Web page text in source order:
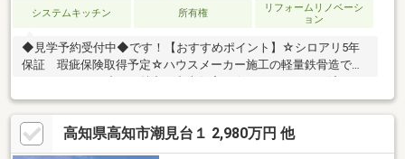
システムキッチン 所有権
リフォームリノベーシ
ョン
◆見学予約受付中◆です！【おすすめポイント】☆シロアリ5年
保証 瑕疵保険取得予定☆ハウスメーカー施工の軽量鉄骨造で、
しっかりとした造りが魅力の中古住宅。☆フルリフォーム済のた
め、きれいな状態で新生活を始められます。☆間取りはゆとりあ
る5LDK。リビング横には和室を備えており、お子さまの遊び場や
来客スペース、くつろぎの空間としても使いやすい間取りです。
☆南東角地ならではの日当たりと風通しの良さも魅力。☆広いお
高知県高知市潮見台１ 2,980万円 他